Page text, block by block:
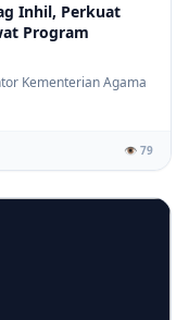
Inhil, Perkuat
Program
Kementerian Agama
👁️ 79